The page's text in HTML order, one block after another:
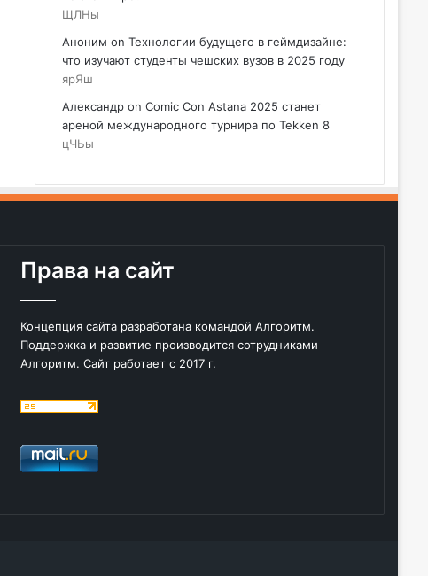
ЩЛНы
Аноним on Технологии будущего в геймдизайне:
что изучают студенты чешских вузов в 2025 году
ярЯш
Александр on Comic Con Astana 2025 станет
ареной международного турнира по Tekken 8
цЧЬы
Права на сайт
Концепция сайта разработана командой Алгоритм.
Поддержка и развитие производится сотрудниками
Алгоритм. Сайт работает с 2017 г.